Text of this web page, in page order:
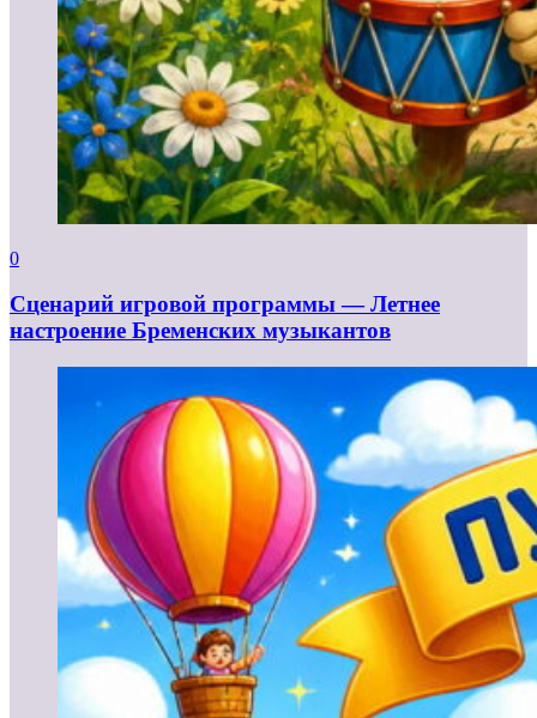
0
Сценарий игровой программы — Летнее
настроение Бременских музыкантов